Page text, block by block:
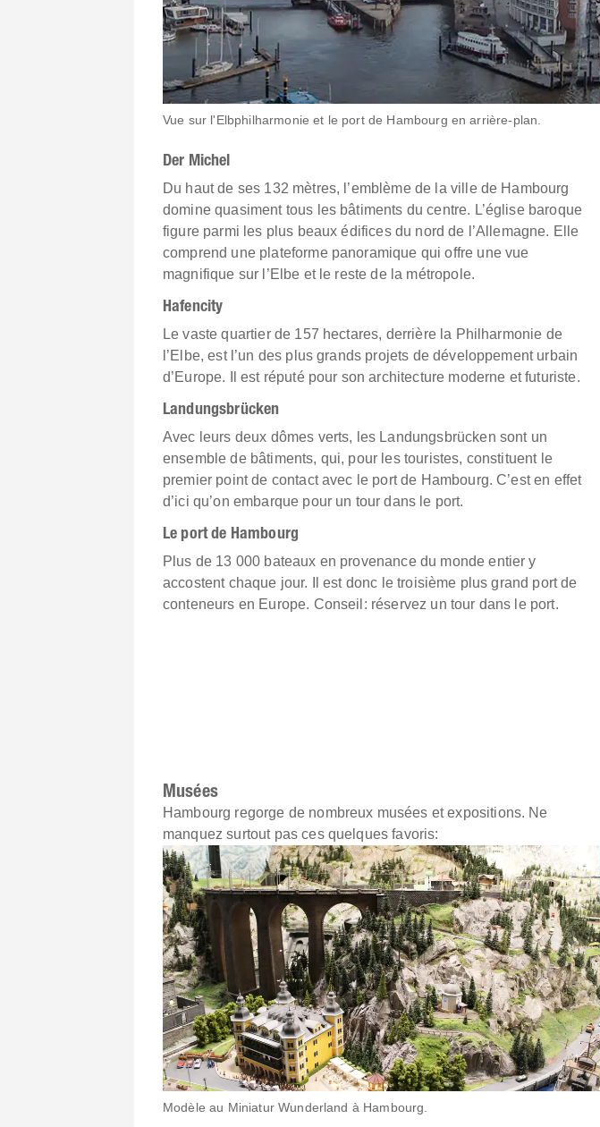
Vue sur l'Elbphilharmonie et le port de Hambourg en arrière-plan.
Der Michel
Du haut de ses 132 mètres, l’emblème de la ville de Hambourg
domine quasiment tous les bâtiments du centre. L’église baroque
figure parmi les plus beaux édifices du nord de l’Allemagne. Elle
comprend une plateforme panoramique qui offre une vue
magnifique sur l’Elbe et le reste de la métropole.
Hafencity
Le vaste quartier de 157 hectares, derrière la Philharmonie de
l’Elbe, est l’un des plus grands projets de développement urbain
d’Europe. Il est réputé pour son architecture moderne et futuriste.
Landungsbrücken
Avec leurs deux dômes verts, les Landungsbrücken sont un
ensemble de bâtiments, qui, pour les touristes, constituent le
premier point de contact avec le port de Hambourg. C’est en effet
d’ici qu’on embarque pour un tour dans le port.
Le port de Hambourg
Plus de 13 000 bateaux en provenance du monde entier y
accostent chaque jour. Il est donc le troisième plus grand port de
conteneurs en Europe. Conseil: réservez un tour dans le port.
Musées
Hambourg regorge de nombreux musées et expositions. Ne
manquez surtout pas ces quelques favoris:
Modèle au Miniatur Wunderland à Hambourg.